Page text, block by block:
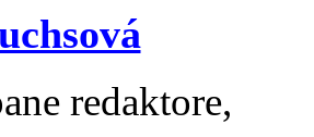
redaktore,